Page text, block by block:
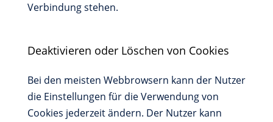
Verbindung stehen.
Deaktivieren oder Löschen von Cookies
Bei den meisten Webbrowsern kann der Nutzer
die Einstellungen für die Verwendung von
Cookies jederzeit ändern. Der Nutzer kann